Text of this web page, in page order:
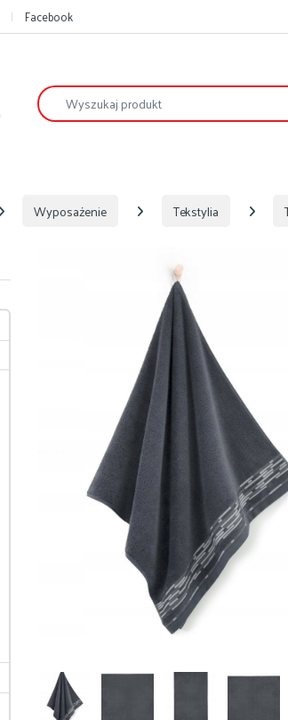
Facebook
Szukaj:
Wyposażenie Tekstylia